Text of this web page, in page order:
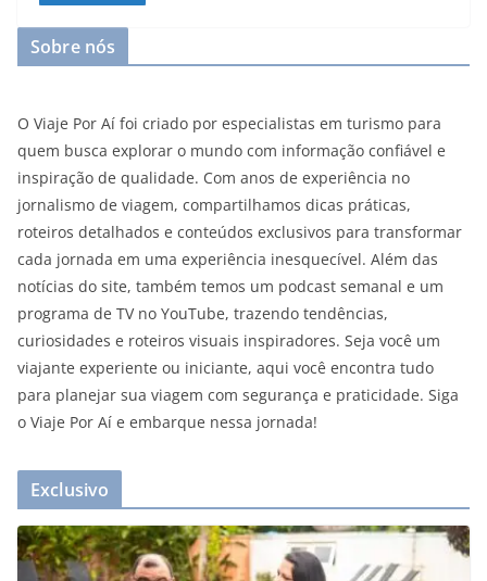
Sobre nós
O Viaje Por Aí foi criado por especialistas em turismo para
quem busca explorar o mundo com informação confiável e
inspiração de qualidade. Com anos de experiência no
jornalismo de viagem, compartilhamos dicas práticas,
roteiros detalhados e conteúdos exclusivos para transformar
cada jornada em uma experiência inesquecível. Além das
notícias do site, também temos um podcast semanal e um
programa de TV no YouTube, trazendo tendências,
curiosidades e roteiros visuais inspiradores. Seja você um
viajante experiente ou iniciante, aqui você encontra tudo
para planejar sua viagem com segurança e praticidade. Siga
o Viaje Por Aí e embarque nessa jornada!
Exclusivo